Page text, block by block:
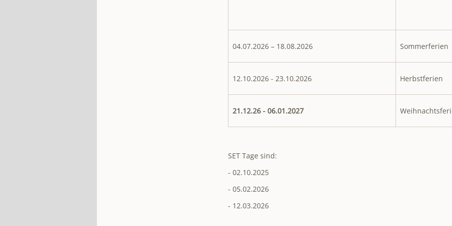
04.07.2026 – 18.08.2026 Sommerferien
12.10.2026 - 23.10.2026 Herbstferien
21.12.26 - 06.01.2027
SET Tage sind:
- 02.10.2025
- 05.02.2026
- 12.03.2026